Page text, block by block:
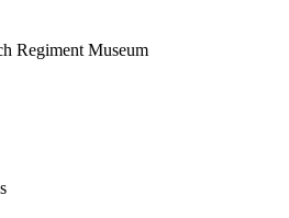
Regiment Museum